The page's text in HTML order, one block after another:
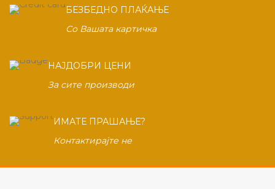
БЕЗБЕДНО ПЛАЌАЊЕ
Со Вашата картичка
НАЈДОБРИ ЦЕНИ
За сите производи
ИМАТЕ ПРАШАЊЕ?
Контактирајте не